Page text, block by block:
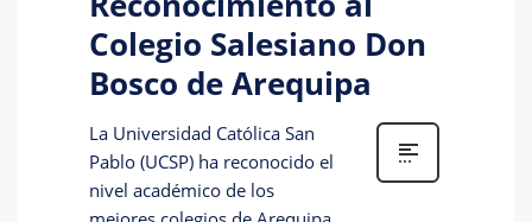
Colegio Salesiano Don
Bosco de Arequipa
La Universidad Católica San
Pablo (UCSP) ha reconocido el
nivel académico de los